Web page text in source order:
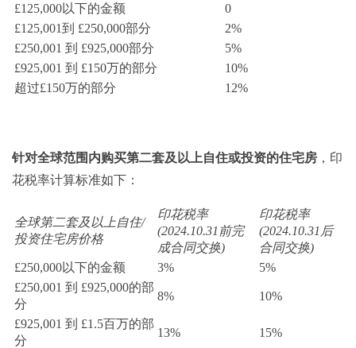
£125,000以下的金额
0
£125,001到 £250,000部分
2%
£250,001 到 £925,000部分
5%
£925,001 到 £150万的部分
10%
超过£150万的部分
12%
针对全球范围内购买第二套及以上自住或投资的住宅房 ，印
花税率计算标准如下：
全球第二套及以上自住/
投资住宅房价格
印花税率
(2024.10.31前完
成合同交换)
印花税率
(2024.10.31后
合同交换)
£250,000以下的金额
3%
5%
£250,001 到 £925,000的部
分
8% 10%
£925,001 到 £1.5百万的部
分
13% 15%